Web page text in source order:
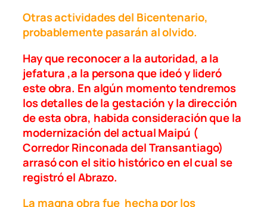
Otras actividades del Bicentenario,
probablemente pasarán al olvido.
Hay que reconocer a la autoridad, a la
jefatura ,a la persona que ideó y lideró
este obra. En algún momento tendremos
los detalles de la gestación y la dirección
de esta obra, habida consideración que la
modernización del actual Maipú (
Corredor Rinconada del Transantiago)
arrasó con el sitio histórico en el cual se
registró el Abrazo.
La magna obra fue hecha por los